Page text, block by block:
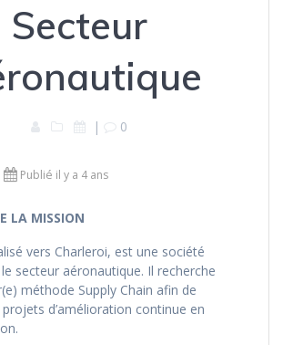
Secteur
| 0
Publié il y a 4 ans
LA MISSION
vers Charleroi, est une société
secteur aéronautique. Il recherche
méthode Supply Chain afin de
d’amélioration continue en